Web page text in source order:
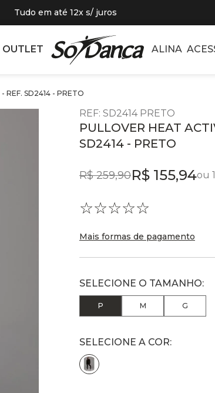
Tudo em até 12x s/ juros
OUTLET ALINA
REF. SD2414 - PRETO
REF: SD2414 PRETO
PULLOVER HEAT
SD2414 - PRETO
R$ 259,90R$ 155,94ou
☆☆☆☆☆
Mais formas de pagamento
P M G